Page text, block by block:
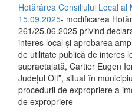
Hotărârea Consiliului Local al
15.09.2025- modificarea
261/25.06.2025 privind
interes local și aprobarea
de utilitate publică de interes
supraetajată, Cartier Eugen
Județul Olt”, situat în
procedurii de expropriere a
de expropriere